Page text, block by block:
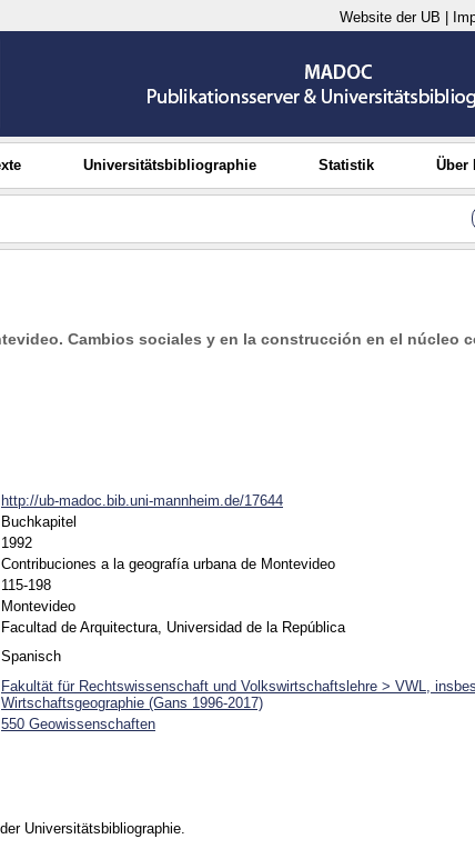
Website der UB
Universitätsbibliographie Statistik Über
Cambios sociales y en la construcción en el núcleo
http://ub-madoc.bib.uni-mannheim.de/17644
Buchkapitel
1992
Contribuciones a la geografía urbana de Montevideo
115-198
Montevideo
Facultad de Arquitectura, Universidad de la República
Spanisch
Fakultät für Rechtswissenschaft und Volkswirtschaftslehre > VWL,
Wirtschaftsgeographie (Gans 1996-2017)
550 Geowissenschaften
Universitätsbibliographie.